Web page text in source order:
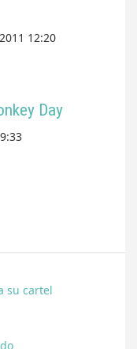
12:20
Day
su cartel